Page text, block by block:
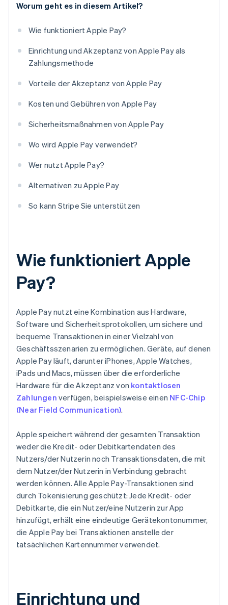
Worum geht es in diesem Artikel?
Wie funktioniert Apple Pay?
Einrichtung und Akzeptanz von Apple Pay als
Zahlungsmethode
Vorteile der Akzeptanz von Apple Pay
Kosten und Gebühren von Apple Pay
Sicherheitsmaßnahmen von Apple Pay
Wo wird Apple Pay verwendet?
Wer nutzt Apple Pay?
Alternativen zu Apple Pay
So kann Stripe Sie unterstützen
Wie funktioniert Apple
Pay?
Apple Pay nutzt eine Kombination aus Hardware,
Software und Sicherheitsprotokollen, um sichere und
bequeme Transaktionen in einer Vielzahl von
Geschäftsszenarien zu ermöglichen. Geräte, auf denen
Apple Pay läuft, darunter iPhones, Apple Watches,
iPads und Macs, müssen über die erforderliche
Hardware für die Akzeptanz von kontaktlosen
Zahlungen verfügen, beispielsweise einen NFC-Chip
(Near Field Communication).
Apple speichert während der gesamten Transaktion
weder die Kredit- oder Debitkartendaten des
Nutzers/der Nutzerin noch Transaktionsdaten, die mit
dem Nutzer/der Nutzerin in Verbindung gebracht
werden können. Alle Apple Pay-Transaktionen sind
durch Tokenisierung geschützt: Jede Kredit- oder
Debitkarte, die ein Nutzer/eine Nutzerin zur App
hinzufügt, erhält eine eindeutige Gerätekontonummer,
die Apple Pay bei Transaktionen anstelle der
tatsächlichen Kartennummer verwendet.
Einrichtung und